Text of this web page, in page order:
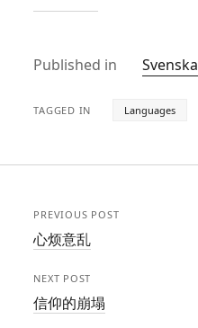
Published in Svenska
TAGGED IN Languages
PREVIOUS POST
心烦意乱
NEXT POST
信仰的崩塌